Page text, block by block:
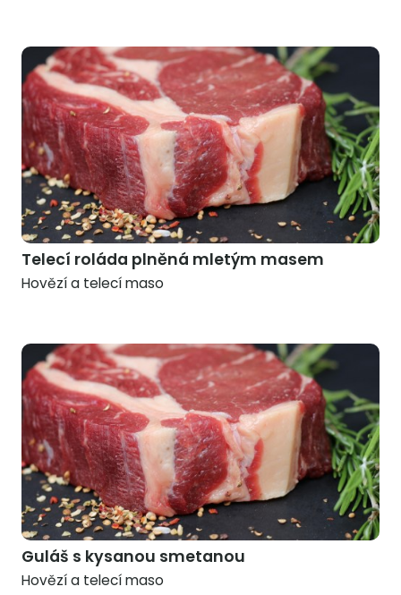
Telecí roláda plněná mletým masem
Hovězí a telecí maso
Guláš s kysanou smetanou
Hovězí a telecí maso